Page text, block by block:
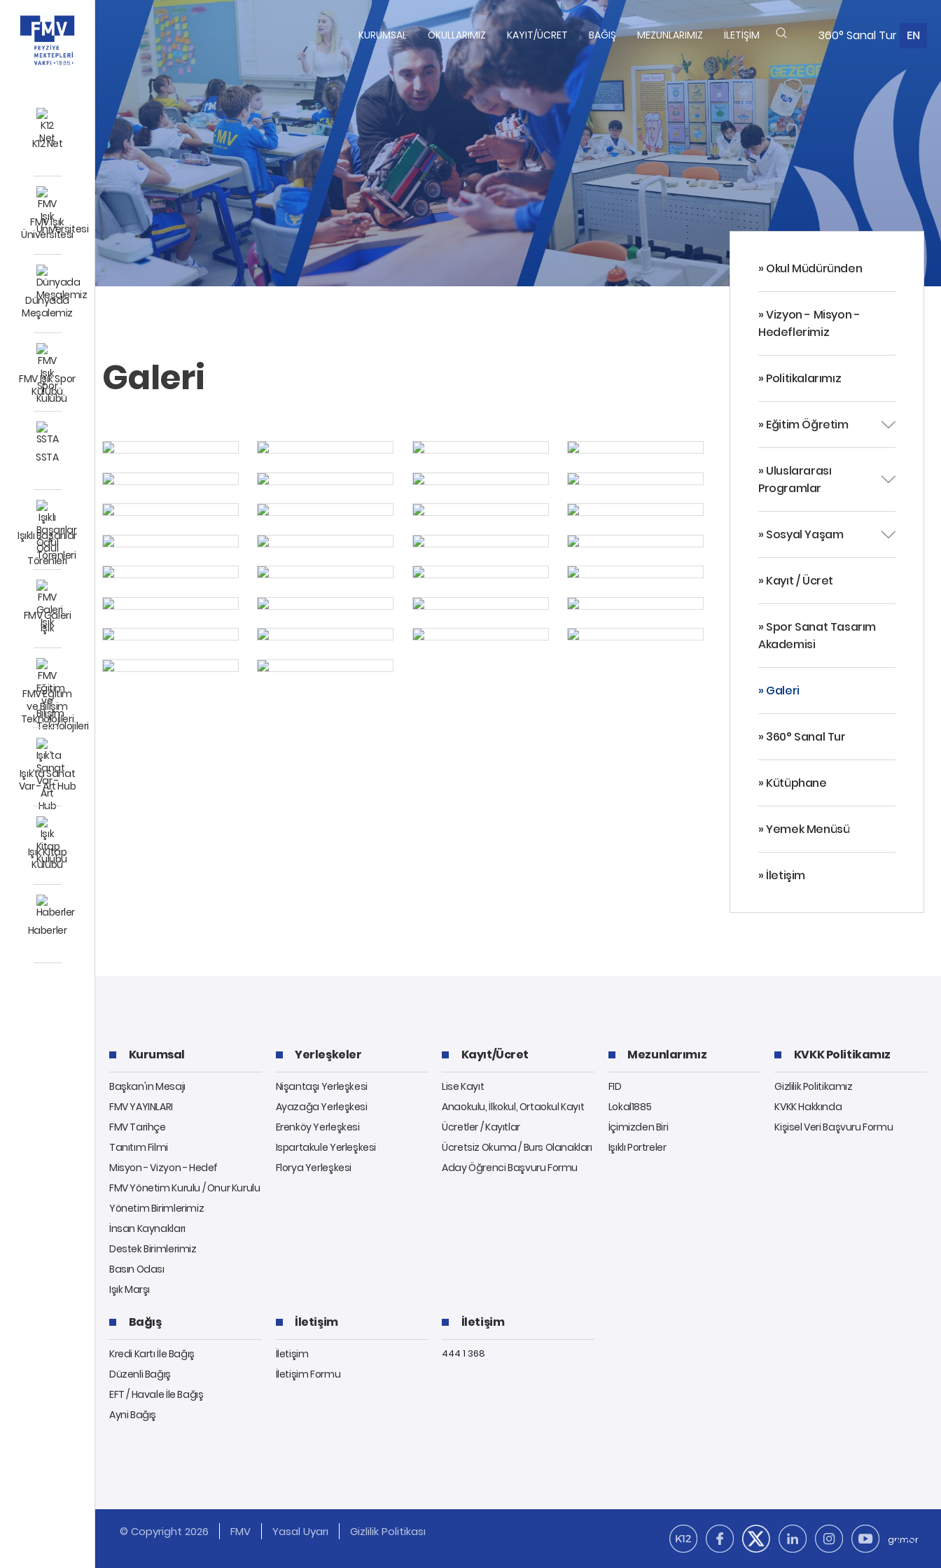
K12 Net
FMV Işık
Üniversitesi
Dünyada
Meşalemiz
FMV Işık Spor
Kulübü
SSTA
Işıklı Başarılar
Ödül
Törenleri
FMV Galeri
Işık
FMV Eğitim
ve Bilişim
Teknolojileri
Işık’ta Sanat
Var - Art Hub
Işık Kitap
Kulübü
Haberler
KURUMSAL OKULLARIMIZ KAYIT/ÜCRET BAĞIŞ MEZUNLARIMIZ İLETIŞIM 360° Sanal Tur EN
Galeri
» Okul Müdüründen
» Vizyon - Misyon -
Hedeflerimiz
» Politikalarımız
» Eğitim Öğretim
» Uluslararası
Programlar
» Sosyal Yaşam
» Kayıt / Ücret
» Spor Sanat Tasarım
Akademisi
» Galeri
» 360° Sanal Tur
» Kütüphane
» Yemek Menüsü
» İletişim
Kurumsal
Başkan'ın Mesajı
FMV YAYINLARI
FMV Tarihçe
Tanıtım Filmi
Misyon - Vizyon - Hedef
FMV Yönetim Kurulu / Onur Kurulu
Yönetim Birimlerimiz
İnsan Kaynakları
Destek Birimlerimiz
Basın Odası
Işık Marşı
Yerleşkeler
Nişantaşı Yerleşkesi
Ayazağa Yerleşkesi
Erenköy Yerleşkesi
Ispartakule Yerleşkesi
Florya Yerleşkesi
Kayıt/Ücret
Lise Kayıt
Anaokulu, İlkokul, Ortaokul Kayıt
Ücretler / Kayıtlar
Ücretsiz Okuma / Burs Olanakları
Aday Öğrenci Başvuru Formu
Mezunlarımız
FID
Lokal1885
İçimizden Biri
Işıklı Portreler
KVKK Politikamız
Gizlilik Politikamız
KVKK Hakkında
Kişisel Veri Başvuru Formu
Bağış
Kredi Kartı İle Bağış
Düzenli Bağış
EFT / Havale İle Bağış
Ayni Bağış
İletişim
İletişim
İletişim Formu
İletişim
444 1 368
© Copyright 2026 FMV Yasal Uyarı Gizlilik Politikası
grimor